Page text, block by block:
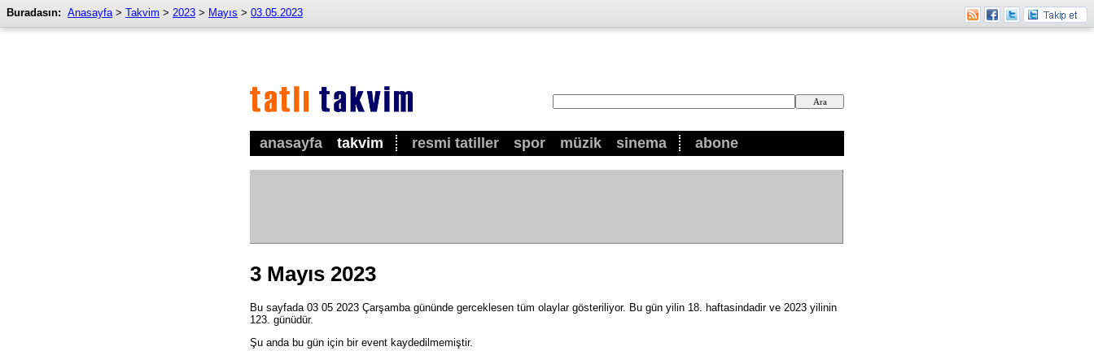
anasayfa takvim resmi tatiller spor müzik sinema abone
Buradasın: Anasayfa> Takvim > 2023 > Mayıs > 03.05.2023
3 Mayıs 2023
Bu sayfada 03 05 2023 Çarşamba gününde gerceklesen tüm olaylar gösteriliyor. Bu gün yilin 18. haftasindadir ve 2023 yilinin
123. günüdür.
Şu anda bu gün için bir event kaydedilmemiştir.